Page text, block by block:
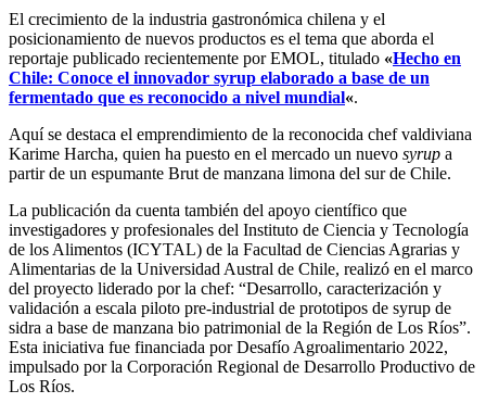
El crecimiento de la industria gastronómica chilena y el
posicionamiento de nuevos productos es el tema que aborda el
reportaje publicado recientemente por EMOL, titulado «Hecho en
Chile: Conoce el innovador syrup elaborado a base de un
fermentado que es reconocido a nivel mundial«.
Aquí se destaca el emprendimiento de la reconocida chef valdiviana
Karime Harcha, quien ha puesto en el mercado un nuevo syrup a
partir de un espumante Brut de manzana limona del sur de Chile.
La publicación da cuenta también del apoyo científico que
investigadores y profesionales del Instituto de Ciencia y Tecnología
de los Alimentos (ICYTAL) de la Facultad de Ciencias Agrarias y
Alimentarias de la Universidad Austral de Chile, realizó en el marco
del proyecto liderado por la chef: “Desarrollo, caracterización y
validación a escala piloto pre-industrial de prototipos de syrup de
sidra a base de manzana bio patrimonial de la Región de Los Ríos”.
Esta iniciativa fue financiada por Desafío Agroalimentario 2022,
impulsado por la Corporación Regional de Desarrollo Productivo de
Los Ríos.